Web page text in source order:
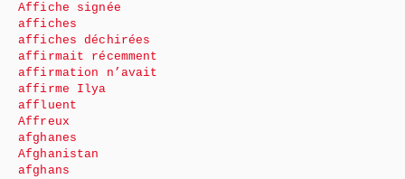
Affiche signée
affiches
affiches déchirées
affirmait récemment
affirmation n’avait
affirme Ilya
affluent
Affreux
afghanes
Afghanistan
afghans